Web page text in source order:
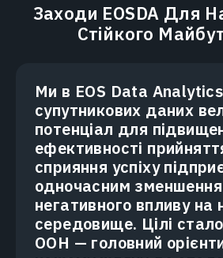
Заходи EOSDA Для
Стійкого
Ми в EOS Data
супутникових даних
потенціал для
ефективності
сприяння успіху
одночасним
негативного впливу на
середовище. Цілі
ООН — головний